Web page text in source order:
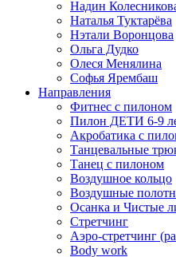
Надин
Наталья Туктарёва
Нэтали Воронцова
Ольга Дудко
Олеся Менялина
Софья Ярембаш
Направления
Фитнес с пилоном
Пилон ДЕТИ 6-9
Акробатика с
Танцевальные
Танец с пилоном
Воздушное кольцо
Воздушные
Осанка и Чистые
Стретчинг
Аэро-стретчинг
Body work